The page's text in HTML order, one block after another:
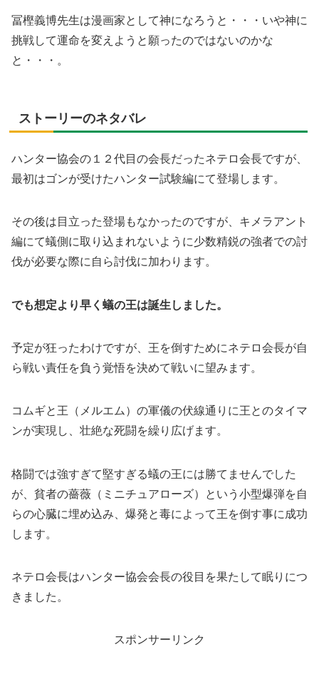
冨樫義博先生は漫画家として神になろうと・・・いや神に
挑戦して運命を変えようと願ったのではないのかな
と・・・。
ストーリーのネタバレ
ハンター協会の１２代目の会長だったネテロ会長ですが、
最初はゴンが受けたハンター試験編にて登場します。
その後は目立った登場もなかったのですが、キメラアント
編にて蟻側に取り込まれないように少数精鋭の強者での討
伐が必要な際に自ら討伐に加わります。
でも想定より早く蟻の王は誕生しました。
予定が狂ったわけですが、王を倒すためにネテロ会長が自
ら戦い責任を負う覚悟を決めて戦いに望みます。
コムギと王（メルエム）の軍儀の伏線通りに王とのタイマ
ンが実現し、壮絶な死闘を繰り広げます。
格闘では強すぎて堅すぎる蟻の王には勝てませんでした
が、貧者の薔薇（ミニチュアローズ）という小型爆弾を自
らの心臓に埋め込み、爆発と毒によって王を倒す事に成功
します。
ネテロ会長はハンター協会会長の役目を果たして眠りにつ
きました。
スポンサーリンク